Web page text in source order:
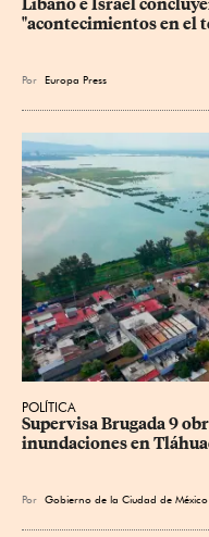
Líbano e Israel
"acontecimientos en el
Por Europa Press
POLÍTICA
Supervisa Brugada 9
inundaciones en
Por Gobierno de la Ciudad de México